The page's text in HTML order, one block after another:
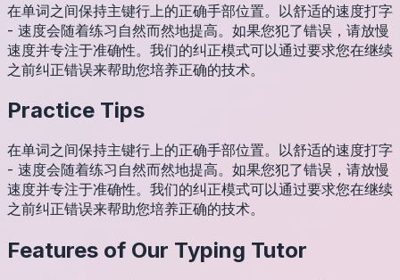
在单词之间保持主键行上的正确手部位置。以舒适的速度打字
- 速度会随着练习自然而然地提高。如果您犯了错误，请放慢
速度并专注于准确性。我们的纠正模式可以通过要求您在继续
之前纠正错误来帮助您培养正确的技术。
Practice Tips
在单词之间保持主键行上的正确手部位置。以舒适的速度打字
- 速度会随着练习自然而然地提高。如果您犯了错误，请放慢
速度并专注于准确性。我们的纠正模式可以通过要求您在继续
之前纠正错误来帮助您培养正确的技术。
Features of Our Typing Tutor